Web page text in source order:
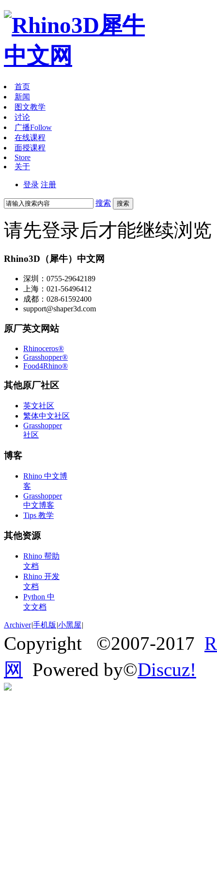
首页
新闻
图文教学
讨论
广播Follow
在线课程
面授课程
Store
关于
登录 注册
搜索 搜索
请先登录后才能继续浏览
Rhino3D（犀牛）中文网
深圳：0755-29642189
上海：021-56496412
成都：028-61592400
support@shaper3d.com
原厂英文网站
Rhinoceros®
Grasshopper®
Food4Rhino®
其他原厂社区
英文社区
繁体中文社区
Grasshopper
社区
博客
Rhino 中文博
客
Grasshopper
中文博客
Tips 教学
其他资源
Rhino 帮助
文档
Rhino 开发
文档
Python 中
文文档
Archiver|手机版 |小黑屋|
Copyright ©2007-2017
网
Powered by©Discuz!